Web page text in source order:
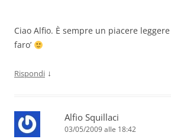
Ciao Alfio. È sempre un piacere
faro’
Rispondi ↓
Alfio Squillaci
03/05/2009 alle 18:42